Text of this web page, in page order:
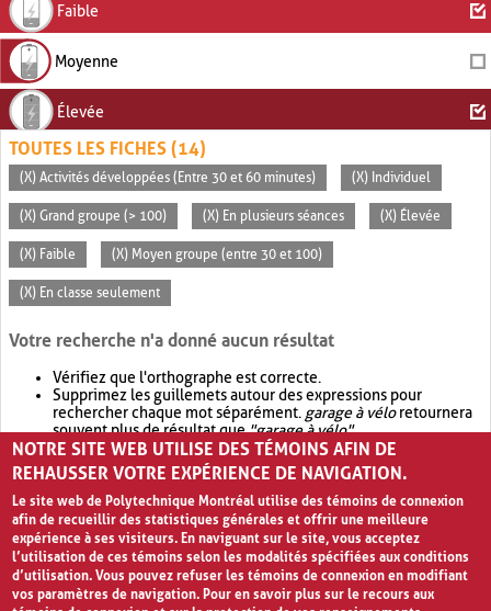
Faible
Moyenne
Élevée
TOUTES LES FICHES (14)
(X) Activités développées (Entre 30 et 60 minutes) (X) Individuel
(X) Grand groupe (> 100) (X) En plusieurs séances (X) Élevée
(X) Faible (X) Moyen groupe (entre 30 et 100)
(X) En classe seulement
Votre recherche n'a donné aucun résultat
Vérifiez que l'orthographe est correcte.
Supprimez les guillemets autour des expressions pour
rechercher chaque mot séparément. garage à véloretournera
souvent plus de résultat que"garage à vélo".
Envisagez d'élargir votre recherche avec OR.garage OR vélo
retournera souvent plus de résultat quegarage à vélo
NOTRE SITE WEB UTILISE DES TÉMOINS AFIN DE
REHAUSSER VOTRE EXPÉRIENCE DE NAVIGATION.
Le site web de Polytechnique Montréal utilise des témoins de connexion
afin de recueillir des statistiques générales et offrir une meilleure
expérience à ses visiteurs. En naviguant sur le site, vous acceptez
l’utilisation de ces témoins selon les modalités spécifiées aux conditions
d’utilisation. Vous pouvez refuser les témoins de connexion en modifiant
vos paramètres de navigation. Pour en savoir plus sur le recours aux